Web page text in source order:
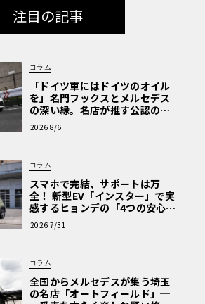
注目の記事
コラム
「ドイツ車にはドイツのオイル
を」名門フックスとメルセデス
の深い縁。名店が推す公認の安
心と、Cクラスで味わうシルキー
な走り〈PR〉
2026 8/6
コラム
スマホで完結、サポートは万
全！ 新型EV「インスター」で実
感するヒョンデの「4つの安心」
【第1回・ヒョンデ6つの疑問：
Why? Hyundai?】〈PR〉
2026 7/31
コラム
全国からメルセデスが集う埼玉
の名店「オートフィールド」─